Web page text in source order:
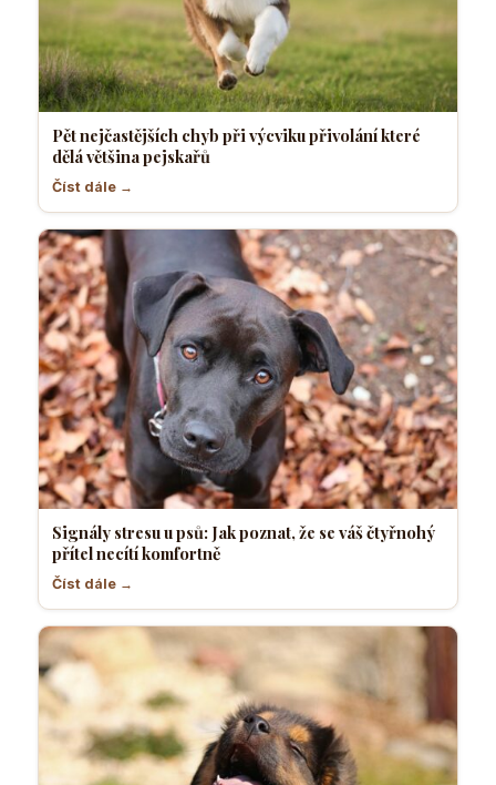
Pět nejčastějších chyb při výcviku přivolání které
dělá většina pejskařů
Číst dále →
Signály stresu u psů: Jak poznat, že se váš čtyřnohý
přítel necítí komfortně
Číst dále →